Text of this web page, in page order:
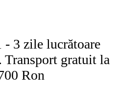
3 zile lucrătoare
Transport gratuit la
Ron